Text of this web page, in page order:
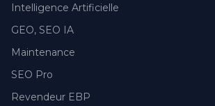
Intelligence Artificielle
GEO, SEO IA
Maintenance
SEO Pro
Revendeur EBP